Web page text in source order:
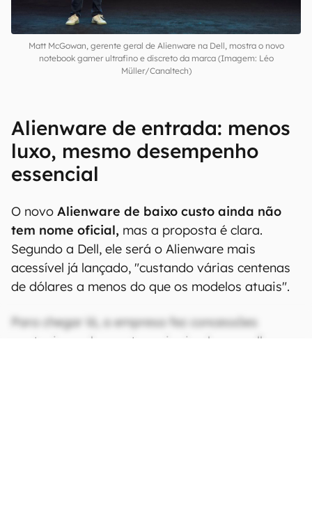
Matt McGowan, gerente geral de Alienware na Dell, mostra o novo
notebook gamer ultrafino e discreto da marca (Imagem: Léo
Müller/Canaltech)
Alienware de entrada: menos
luxo, mesmo desempenho
essencial
O novo Alienware de baixo custo ainda não
tem nome oficial, mas a proposta é clara.
Segundo a Dell, ele será o Alienware mais
acessível já lançado, "custando várias centenas
de dólares a menos do que os modelos atuais".
Para chegar lá, a empresa fez concessões
pontuais: acabamento mais simples, escolhas